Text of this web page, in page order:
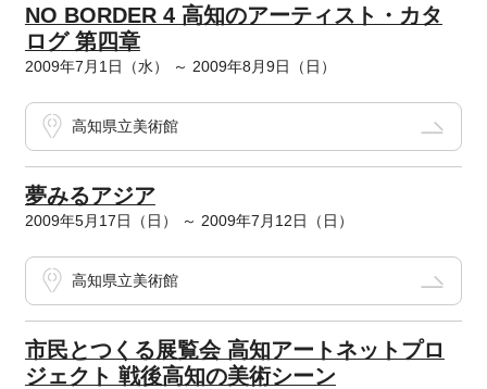
NO BORDER 4 高知のアーティスト・カタ
ログ 第四章
2009年7月1日（水） ～ 2009年8月9日（日）
高知県立美術館
夢みるアジア
2009年5月17日（日） ～ 2009年7月12日（日）
高知県立美術館
市民とつくる展覧会 高知アートネットプロ
ジェクト 戦後高知の美術シーン